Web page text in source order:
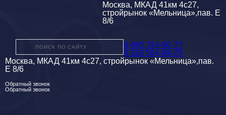
Москва, МКАД 41км 4с27,
стройрынок «Мельница»,пав. Е
8/6
8 495 764-90-77
8 926 564-89-25
Москва, МКАД 41км 4с27, стройрынок «Мельница»,пав.
Е 8/6
Обратный звонок
Обратный звонок